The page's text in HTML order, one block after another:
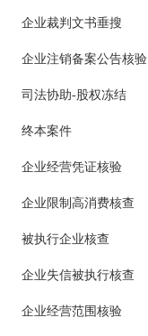
企业裁判文书垂搜
企业注销备案公告核验
司法协助-股权冻结
终本案件
企业经营凭证核验
企业限制高消费核查
被执行企业核查
企业失信被执行核查
企业经营范围核验